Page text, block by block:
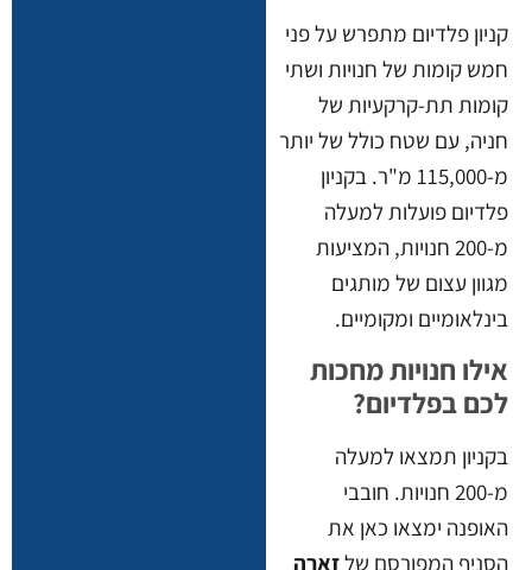
קניון פלדיום מתפרש על פני
חמש קומות של חנויות ושתי
קומות תת-קרקעיות של
חניה, עם שטח כולל של יותר
מ-115,000 מ"ר. בקניון
פלדיום פועלות למעלה
מ-200 חנויות, המציעות
מגוון עצום של מותגים
בינלאומיים ומקומיים.
אילו חנויות מחכות
לכם בפלדיום?
בקניון תמצאו למעלה
מ-200 חנויות. חובבי
האופנה ימצאו כאן את
הסניף המפורסם שלזארה